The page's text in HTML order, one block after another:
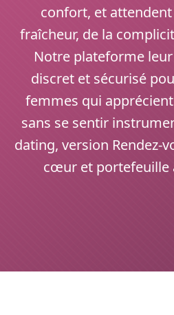
confort, et
fraîcheur, de la
Notre plateforme
discret et sécurisé
femmes qui
sans se sentir
dating, version Rendez-
cœur et portefeuille